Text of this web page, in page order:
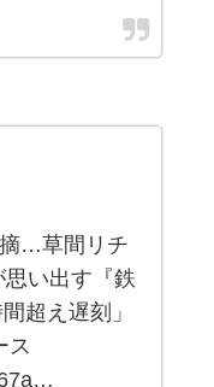
摘…草間リチ
い出す『鉄
超え遅刻」
ス